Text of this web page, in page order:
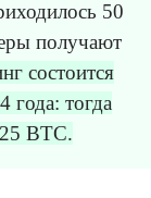
50
получают
состоится
года: тогда
BTC.